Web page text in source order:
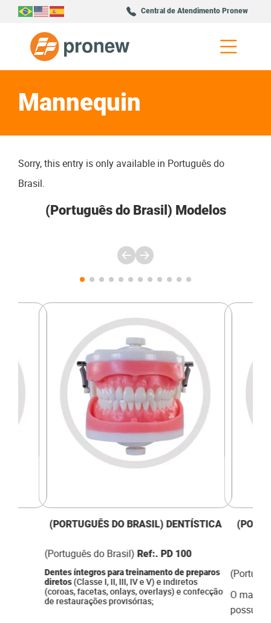
Central de Atendimento Pronew
Mannequin
Sorry, this entry is only available in Português do
Brasil.
(Português do Brasil) Modelos
(PORTUGUÊS DO BRASIL) DENTÍSTICA
(Português do Brasil) Ref:. PD 100
Dentes íntegros para treinamento de preparos
diretos(Classe I, II, III, IV e V) e indiretos
(coroas, facetas, onlays, overlays) e confecção
de restaurações provisórias;
O
possui: